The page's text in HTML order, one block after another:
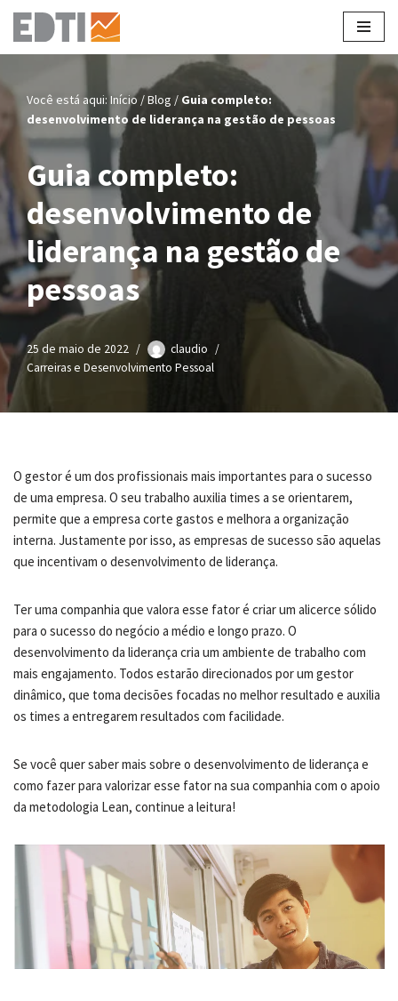
Pular
conteúdo
Você está aqui: Início /Blog / Guia completo:
desenvolvimento de liderança na gestão de pessoas
Guia completo:
desenvolvimento de
liderança na gestão de
pessoas
25 de maio de 2022
claudio
Carreiras e Desenvolvimento Pessoal
O gestor é um dos profissionais mais importantes para o sucesso
de uma empresa. O seu trabalho auxilia times a se orientarem,
permite que a empresa corte gastos e melhora a organização
interna. Justamente por isso, as empresas de sucesso são aquelas
que incentivam o desenvolvimento de liderança.
Ter uma companhia que valora esse fator é criar um alicerce sólido
para o sucesso do negócio a médio e longo prazo. O
desenvolvimento da liderança cria um ambiente de trabalho com
mais engajamento. Todos estarão direcionados por um gestor
dinâmico, que toma decisões focadas no melhor resultado e auxilia
os times a entregarem resultados com facilidade.
Se você quer saber mais sobre o desenvolvimento de liderança e
como fazer para valorizar esse fator na sua companhia com o apoio
da metodologia Lean, continue a leitura!